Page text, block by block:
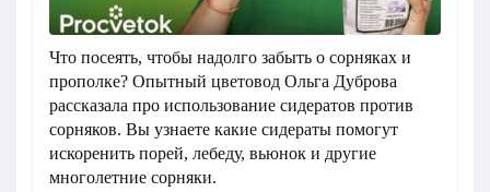
Что посеять, чтобы надолго забыть о сорняках и
прополке? Опытный цветовод Ольга Дуброва
рассказала про использование сидератов против
сорняков. Вы узнаете какие сидераты помогут
искоренить порей, лебеду, вьюнок и другие
многолетние сорняки.